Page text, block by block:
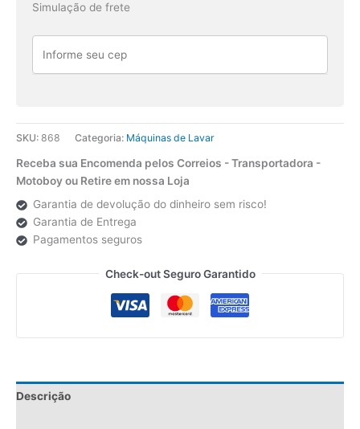
220v
quantidade
Simulação de frete
SKU: 868 Categoria: Máquinas de Lavar
Receba sua Encomenda pelos Correios - Transportadora -
Motoboy ou Retire em nossa Loja
Garantia de devolução do dinheiro sem risco!
Garantia de Entrega
Pagamentos seguros
Check-out Seguro Garantido
Descrição